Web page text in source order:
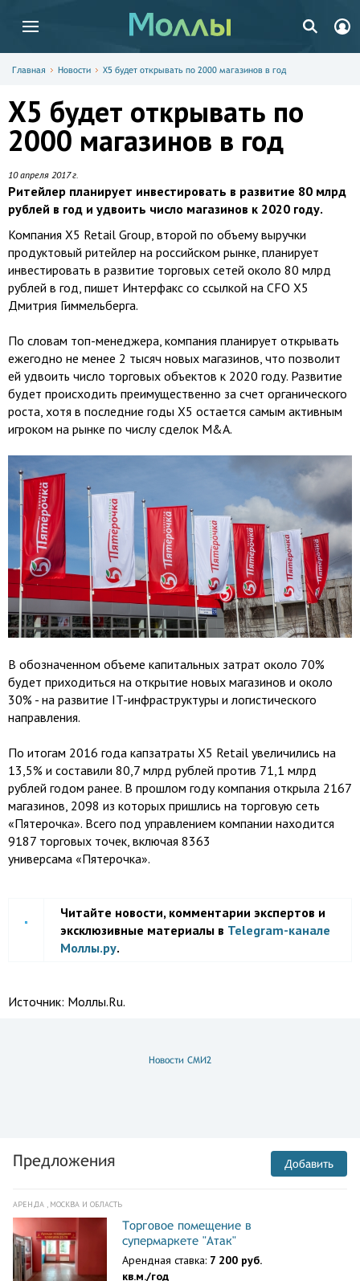
Главная Новости X5 будет открывать по 2000 магазинов в год
X5 будет открывать по
2000 магазинов в год
10 апреля 2017 г.
Ритейлер планирует инвестировать в развитие 80 млрд
рублей в год и удвоить число магазинов к 2020 году.
Компания Х5 Retail Group, второй по объему выручки
продуктовый ритейлер на российском рынке, планирует
инвестировать в развитие торговых сетей около 80 млрд
рублей в год, пишет Интерфакс со ссылкой на CFO X5
Дмитрия Гиммельберга.
По словам топ-менеджера, компания планирует открывать
ежегодно не менее 2 тысяч новых магазинов, что позволит
ей удвоить число торговых объектов к 2020 году. Развитие
будет происходить преимущественно за счет органического
роста, хотя в последние годы X5 остается самым активным
игроком на рынке по числу сделок M&A.
В обозначенном объеме капитальных затрат около 70%
будет приходиться на открытие новых магазинов и около
30% - на развитие IT-инфраструктуры и логистического
направления.
По итогам 2016 года капзатраты X5 Retail увеличились на
13,5% и составили 80,7 млрд рублей против 71,1 млрд
рублей годом ранее. В прошлом году компания открыла 2167
магазинов, 2098 из которых пришлись на торговую сеть
«Пятерочка». Всего под управлением компании находится
9187 торговых точек, включая 8363
универсама «Пятерочка».
Читайте новости, комментарии экспертов и
эксклюзивные материалы в Telegram-канале
Моллы.ру.
Источник: Моллы.Ru.
Новости СМИ2
Предложения Добавить
АРЕНДА , МОСКВА И ОБЛАСТЬ
Торговое помещение в
супермаркете "Атак"
Арендная ставка: 7 200 руб.
кв.м./год